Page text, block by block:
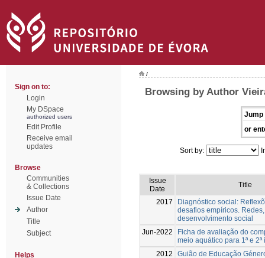
Sign on to:
Login
My DSpace
authorized users
Edit Profile
Receive email
updates
Browse
Communities
& Collections
Issue Date
Author
Title
Subject
Helps
/
Browsing by Author
Jump
or
Sort by:
Issue
Date
Title
2017
Diagnóstico social:
desafios empíricos.
desenvolvimento social
Jun-2022
Ficha de avaliação do
meio aquático para 1ª e 2ª
2012
Guião de Educação